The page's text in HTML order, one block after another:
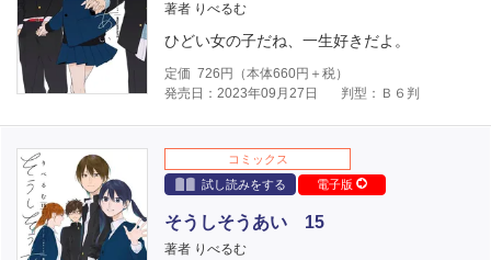
著者 りべるむ
ひどい女の子だね、一生好きだよ。
定価 726 円（本体660円＋税）
発売日：2023年09月27日
判型：Ｂ６判
コミックス
試し読みをする
電子版
そうしそうあい 15
著者 りべるむ